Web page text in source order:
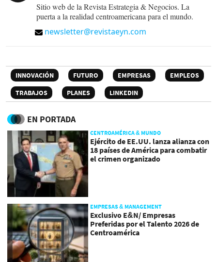
Sitio web de la Revista Estrategia & Negocios. La
puerta a la realidad centroamericana para el mundo.
newsletter@revistaeyn.com
INNOVACIÓN FUTURO EMPRESAS
EMPLEOS
TRABAJOS
PLANES LINKEDIN
EN PORTADA
CENTROAMÉRICA & MUNDO
Ejército de EE.UU. lanza alianza con
18 países de América para combatir
el crimen organizado
EMPRESAS & MANAGEMENT
Exclusivo E&N/ Empresas
Preferidas por el Talento 2026 de
Centroamérica